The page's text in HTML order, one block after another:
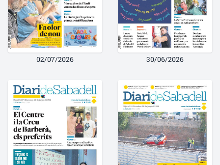
02/07/2026 30/06/2026